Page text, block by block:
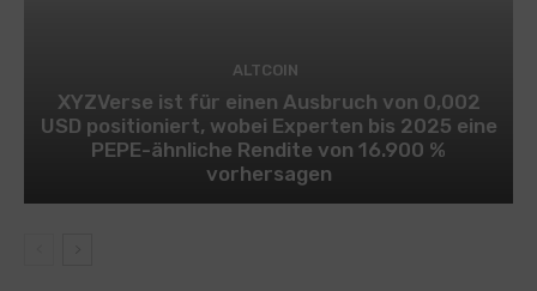
ALTCOIN
XYZVerse ist für einen Ausbruch von 0,002
USD positioniert, wobei Experten bis 2025 eine
PEPE-ähnliche Rendite von 16.900 %
vorhersagen